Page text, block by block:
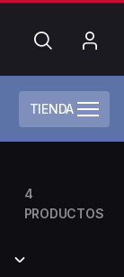
Búsqueda
TIENDA
4
PRODUCTOS